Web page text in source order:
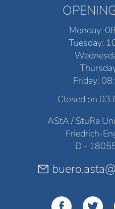
Monday:
Tuesday:
Friday:
Closed on
AStA / StuRa
Friedrich-
D -